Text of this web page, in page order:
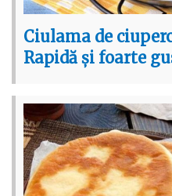
Ciulama de
Rapidă și foarte